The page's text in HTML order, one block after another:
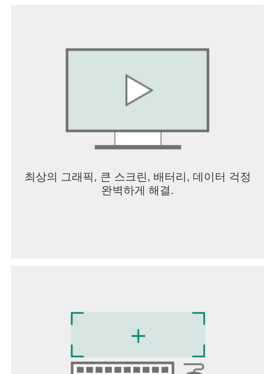
최상의 그래픽, 큰 스크린, 배터리, 데이터 걱정
완벽하게 해결.